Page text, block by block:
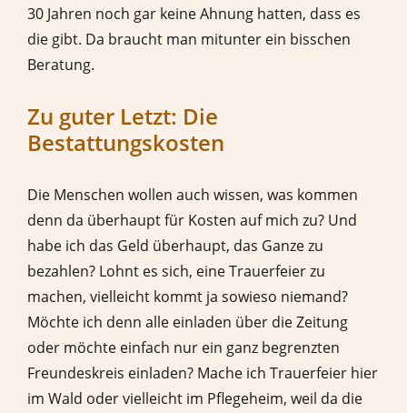
30 Jahren noch gar keine Ahnung hatten, dass es
die gibt. Da braucht man mitunter ein bisschen
Beratung.
Zu guter Letzt: Die
Bestattungskosten
Die Menschen wollen auch wissen, was kommen
denn da überhaupt für Kosten auf mich zu? Und
habe ich das Geld überhaupt, das Ganze zu
bezahlen? Lohnt es sich, eine Trauerfeier zu
machen, vielleicht kommt ja sowieso niemand?
Möchte ich denn alle einladen über die Zeitung
oder möchte einfach nur ein ganz begrenzten
Freundeskreis einladen? Mache ich Trauerfeier hier
im Wald oder vielleicht im Pflegeheim, weil da die